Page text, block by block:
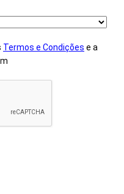
Termos e Condições e a